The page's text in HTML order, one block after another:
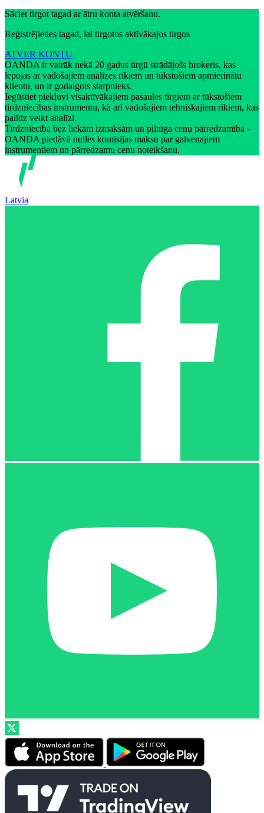
Sāciet tirgot tagad ar ātru konta atvēršanu.
Reģistrējieties tagad, lai tirgotos aktīvākajos tirgos
ATVER KONTU
OANDA ir vairāk nekā 20 gadus tirgū strādājošs brokeris, kas
lepojas ar vadošajiem analīzes rīkiem un tūkstošiem apmierinātu
klientu, un ir godalgots starpnieks.
Iegūstiet piekļuvi visaktīvākajiem pasaules tirgiem ar tūkstošiem
tirdzniecības instrumentu, kā arī vadošajiem tehniskajiem rīkiem, kas
palīdz veikt analīzi.
Tirdzniecība bez liekām izmaksām un pilnīga cenu pārredzamība -
OANDA piedāvā nulles komisijas maksu par galvenajiem
instrumentiem un pārredzamu cenu noteikšanu.
Latvia